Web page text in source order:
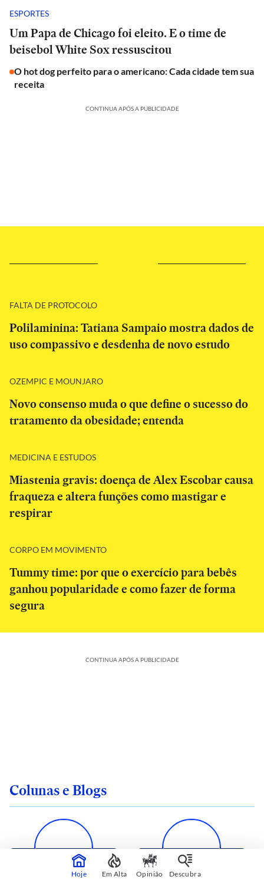
ESPORTES
Um Papa de Chicago foi eleito. E o time de
beisebol White Sox ressuscitou
O hot dog perfeito para o americano: Cada cidade tem sua
receita
CONTINUA APÓS A PUBLICIDADE
FALTA DE PROTOCOLO
Polilaminina: Tatiana Sampaio mostra dados de
uso compassivo e desdenha de novo estudo
OZEMPIC E MOUNJARO
Novo consenso muda o que define o sucesso do
tratamento da obesidade; entenda
MEDICINA E ESTUDOS
Miastenia gravis: doença de Alex Escobar causa
fraqueza e altera funções como mastigar e
respirar
CORPO EM MOVIMENTO
Tummy time: por que o exercício para bebês
ganhou popularidade e como fazer de forma
segura
CONTINUA APÓS A PUBLICIDADE
Colunas e Blogs
Hoje Em Alta Opinião Descubra